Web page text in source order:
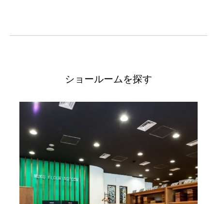
ショールームを探す